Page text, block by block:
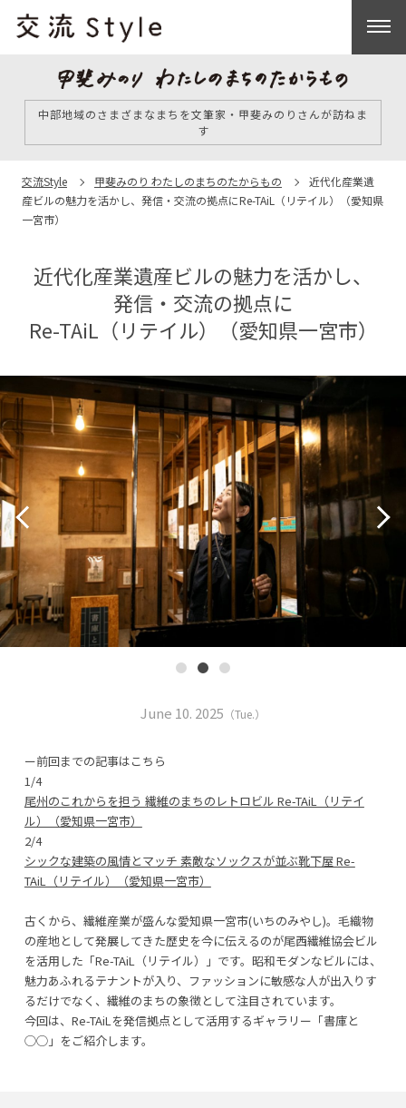
中部地域のさまざまなまちを文筆家・甲斐みのりさんが訪ねま
す
交流Style 甲斐みのり わたしのまちのたからもの
近代化産業遺
産ビルの魅力を活かし、 発信・交流の拠点にRe-TAiL（リテイル）（愛知県
一宮市）
近代化産業遺産ビルの魅力を活かし、
発信・交流の拠点に
Re-TAiL（リテイル）（愛知県一宮市）
June 10. 2025 （Tue.）
ー前回までの記事はこちら
1/4
尾州のこれからを担う 繊維のまちのレトロビル Re-TAiL（リテイ
ル）（愛知県一宮市）
2/4
シックな建築の風情とマッチ 素敵なソックスが並ぶ靴下屋 Re-
TAiL（リテイル）（愛知県一宮市）
古くから、繊維産業が盛んな愛知県一宮市(いちのみやし)。毛織物
の産地として発展してきた歴史を今に伝えるのが尾西繊維協会ビル
を活用した「Re-TAiL（リテイル）」です。昭和モダンなビルには、
魅力あふれるテナントが入り、ファッションに敏感な人が出入りす
るだけでなく、繊維のまちの象徴として注目されています。
今回は、Re-TAiLを発信拠点として活用するギャラリー「書庫と
◯◯」をご紹介します。